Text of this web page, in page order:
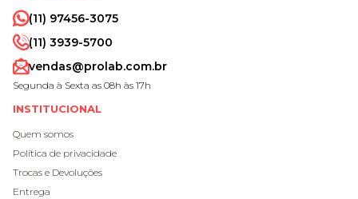
(11) 97456-3075
(11) 3939-5700
vendas@prolab.com.br
Segunda à Sexta as 08h às 17h
INSTITUCIONAL
Quem somos
Política de privacidade
Trocas e Devoluções
Entrega